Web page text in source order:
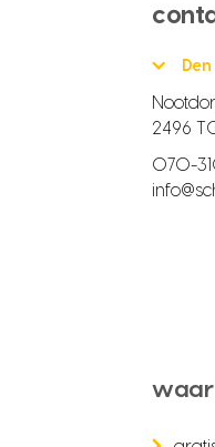
2496
070-
waar